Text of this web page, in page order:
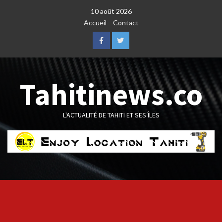
10 août 2026
Accueil
Contact
FacebookTwitter
Tahitinews.co
L'ACTUALITÉ DE TAHITI ET SES ÎLES